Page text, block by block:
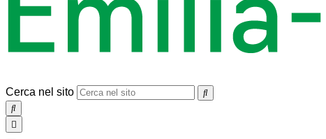
Cerca nel sito
SEARCH
Toggle
navigation